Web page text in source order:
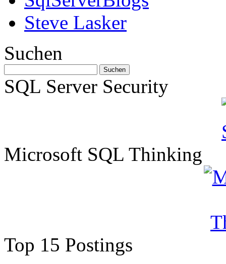
Steve Lasker
Suchen
SQL Server Security
Microsoft SQL Thinking
Top 15 Postings